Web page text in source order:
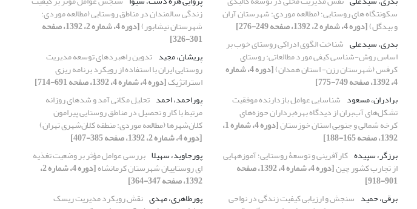
سکونتگاه های روستایی؛ (مطالعه موردی: شهرستان آران
و بیدگل)[دوره 4، شماره 2، 1392، صفحه 249-276]
بدری، سیدعلی شناخت الگوی ادراکی روستای خوب بر
اساس روش-شناسی کیفی مورد مطالعاتی: روستای
کرفس (شهرستان رزن- استان همدان) [دوره 4، شماره
4، 1392، صفحه 749-775]
برادران، مسعود شناسایی عوامل بازدارنده موفقیت
تشکل‌های آب‌بران از دیدگاه بهره‌برداران حوزه‌های
کرخه شمالی و جنوبی استان خوزستان [دوره 4، شماره 1،
1392، صفحه 165-188]
برزگر، سپیده کارآفرینی و توسعۀ روستایی؛ آموزه‏هایی
از تجارب کشور چین [دوره 4، شماره 4، 1392، صفحه
901-918]
برقی، حمید سنجش و ارزیابی کیفیت زندگی در نواحی
زندگی سالمندان در مناطق روستایی (مطالعه موردی:
شهرستان نیشابور) [دوره 4، شماره 2، 1392، صفحه
301-326]
پریشان، مجید تدوین راهبردهای توسعه مدیریت
روستایی ایران با استفاده از رویکرد برنامه ریزی
استراتژیک[دوره 4، شماره 4، 1392، صفحه 691-714]
پوراحمد، احمد تحلیل مکانی آمد و شدهای روزانه
مرتبط با کار و تحصیل در مناطق روستایی پیرامون
کلان‌شهرها (مطالعه موردی: منطقه کلان‌شهری تهران)
[دوره 4، شماره 2، 1392، صفحه 385-407]
پورجاوید، سهیلا بررسی عوامل مؤثر بر وضعیت تغذیه
ای روستاییان شهرستان کرمانشاه [دوره 4، شماره 2،
1392، صفحه 347-364]
پورطاهری، مهدی نقش رویکرد مدیریت ریسک